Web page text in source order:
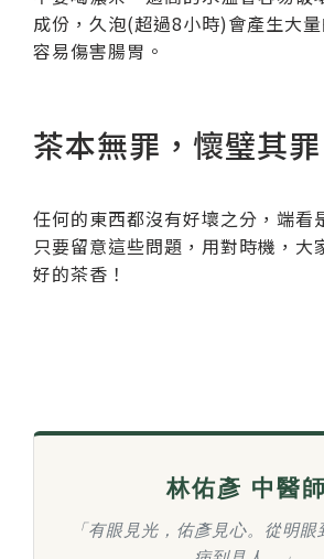
成份，久泡(超過8小時)會產生大
容易傷害腸胃。
茶本無罪，懷璧其罪
任何的東西都沒有好壞之分，端看
只要留意這些問題，用對時機，大
好的茶香！
林佑彥 中醫師
「有眼見光，佑彥見心。從明